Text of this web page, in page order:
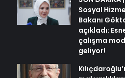
Sosyal
Bakanı
açıkladı:
çalışma
geliyor!